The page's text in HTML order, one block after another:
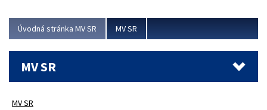
Úvodná stránka MV SR MV SR
MV SR
MV SR